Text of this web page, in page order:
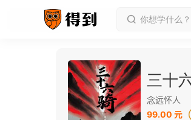
三十
念远怀人
99.00 元